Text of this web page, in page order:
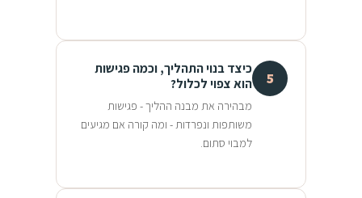
5
כיצד בנוי התהליך, וכמה פגישות
הוא צפוי לכלול?
מבהירה את מבנה ההליך - פגישות
משותפות ונפרדות - ומה קורה אם מגיעים
למבוי סתום.